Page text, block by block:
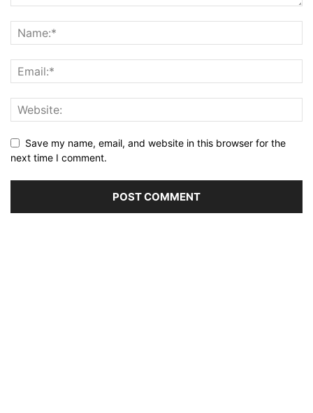
Save my name, email, and website in this browser for the
next time I comment.